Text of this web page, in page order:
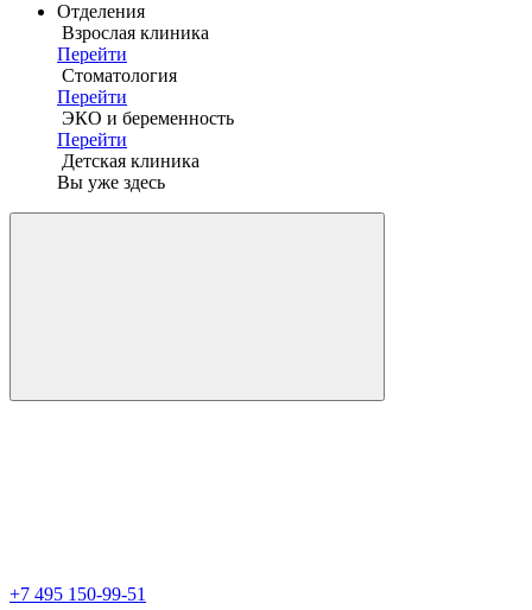
Отделения
Взрослая клиника
Перейти
Стоматология
Перейти
ЭКО и беременность
Перейти
Детская клиника
Вы уже здесь
+7 495 150-99-51